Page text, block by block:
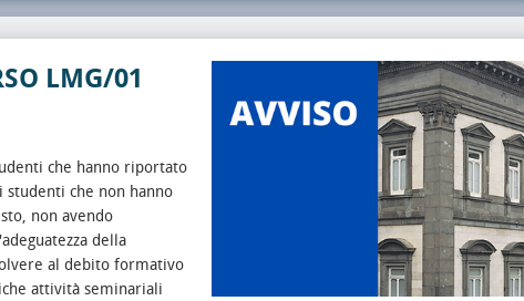
LMG/01
che hanno riportato
studenti che non hanno
non avendo
della
al debito formativo
attività seminariali